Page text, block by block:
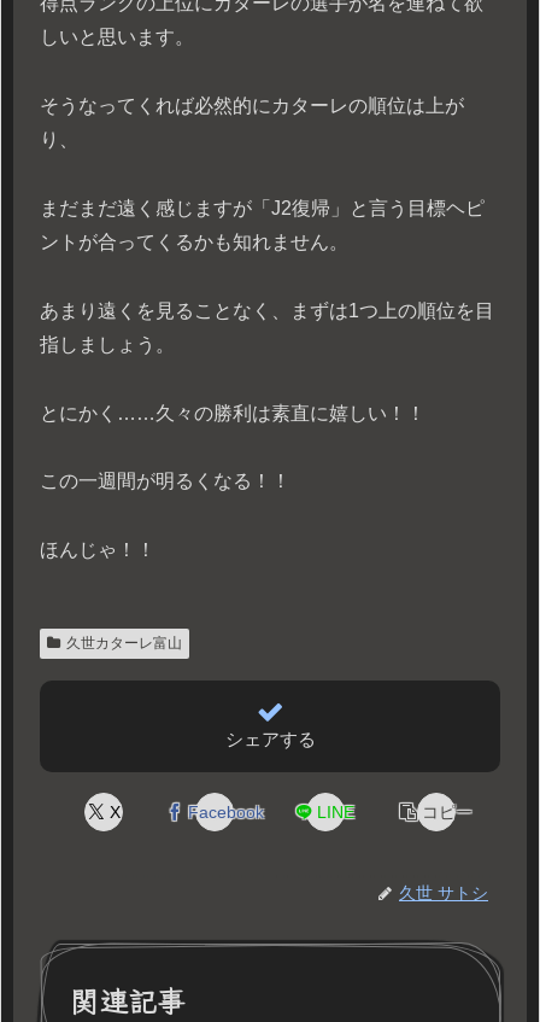
しいと思います。
そうなってくれば必然的にカターレの順位は上が
り、
まだまだ遠く感じますが「J2復帰」と言う目標ヘピ
ントが合ってくるかも知れません。
あまり遠くを見ることなく、まずは1つ上の順位を目
指しましょう。
とにかく……久々の勝利は素直に嬉しい！！
この一週間が明るくなる！！
ほんじゃ！！
久世カターレ富山
シェアする
X Facebook LINE コピー
久世 サトシ
関連記事